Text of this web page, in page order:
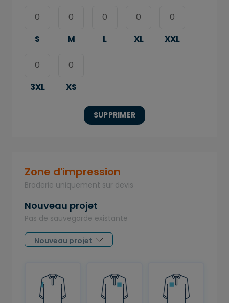
S M L XL XXL
3XL XS
SUPPRIMER
Zone d'impression
Broderie uniquement sur devis
Nouveau projet
Pas de sauvegarde existante